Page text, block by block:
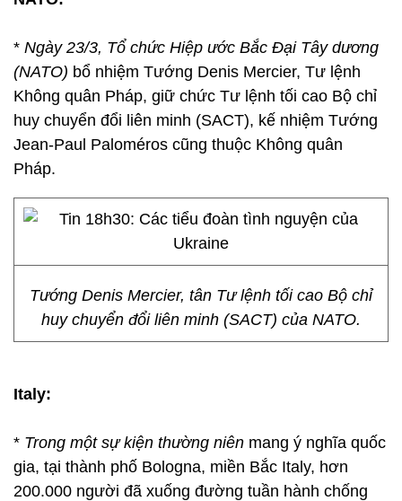
* Ngày 23/3, Tổ chức Hiệp ước Bắc Đại Tây dương
(NATO) bổ nhiệm Tướng Denis Mercier, Tư lệnh
Không quân Pháp, giữ chức Tư lệnh tối cao Bộ chỉ
huy chuyển đổi liên minh (SACT), kế nhiệm Tướng
Jean-Paul Paloméros cũng thuộc Không quân
Pháp.
Tướng Denis Mercier, tân Tư lệnh tối cao Bộ chỉ
huy chuyển đổi liên minh (SACT) của NATO.
Italy:
* Trong một sự kiện thường niên mang ý nghĩa quốc
gia, tại thành phố Bologna, miền Bắc Italy, hơn
200.000 người đã xuống đường tuần hành chống